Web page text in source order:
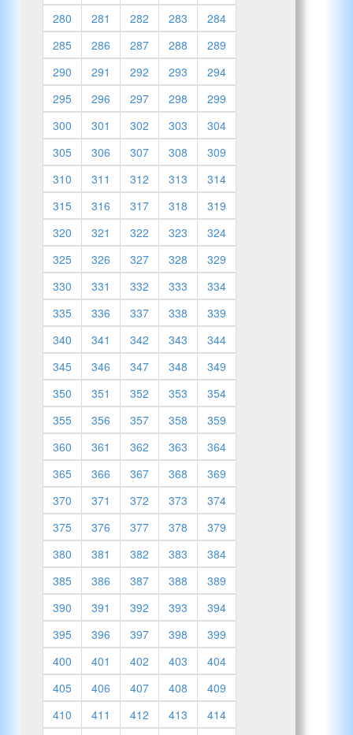
280
281 282 283
284
285
286 287 288
289
290
291 292 293
294
295
296 297 298
299
300
301 302 303
304
305
306 307 308
309
310
311 312 313
314
315
316 317 318
319
320
321 322 323
324
325
326 327 328
329
330
331 332 333
334
335
336 337 338
339
340
341 342 343
344
345
346 347 348
349
350
351 352 353
354
355
356 357 358
359
360
361 362 363
364
365
366 367 368
369
370
371 372 373
374
375
376 377 378
379
380
381 382 383
384
385
386 387 388
389
390
391 392 393
394
395
396 397 398
399
400
401 402 403
404
405
406 407 408
409
410
411 412 413
414